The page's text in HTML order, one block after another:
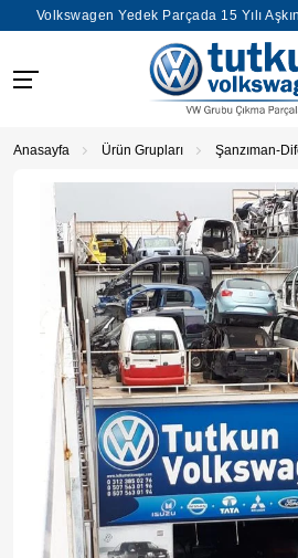
Volkswagen Yedek Parçada 15 Yılı
Anasayfa Ürün Grupları Şanzıman-